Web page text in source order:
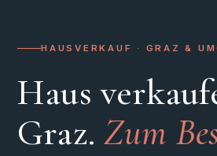
HAUSVERKAUF · GRAZ &
Haus
Graz.Zum